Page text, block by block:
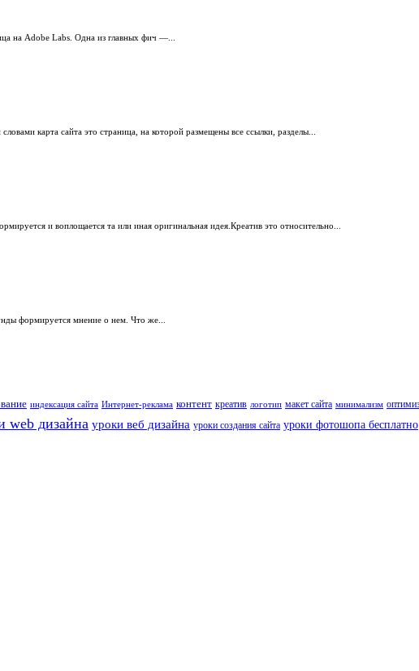
на Adobe Labs. Одна из главных фич —...
карта сайта это страница, на которой размещены все ссылки, разделы...
и воплощается та или иная оригинальная идея.Креатив это относительно...
формируется мнение о нем. Что же...
индексация сайта Интернет-реклама контент креатив логотип макет сайта минимализм
web дизайна уроки веб дизайна уроки создания сайта уроки фотошопа бесплатно